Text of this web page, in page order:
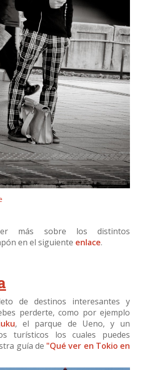
más sobre los distintos
en el siguiente enlace.
de destinos interesantes y
perderte, como por ejemplo
, el parque de Ueno, y un
turísticos los cuales puedes
guía de "Qué ver en Tokio en